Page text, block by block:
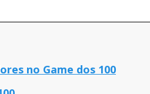
no Game dos 100